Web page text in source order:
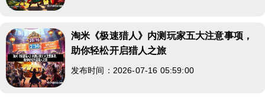
淘米《极速猎人》内测玩家五大注意事项，
助你轻松开启猎人之旅
发布时间：2026-07-16 05:59:00